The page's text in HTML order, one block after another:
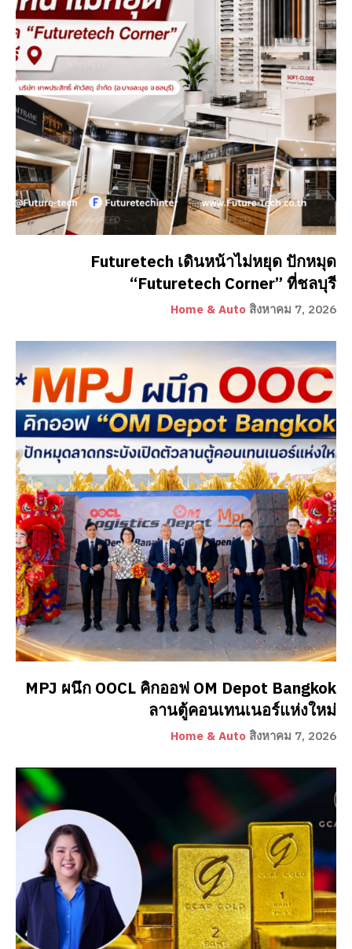
Futuretech เดินหน้าไม่หยุด ปักหมุด
“Futuretech Corner” ที่ชลบุรี
Home & Auto สิงหาคม 7, 2026
MPJ ผนึก OOCL คิกออฟ OM Depot Bangkok
ลานตู้คอนเทนเนอร์แห่งใหม่
Home & Auto สิงหาคม 7, 2026